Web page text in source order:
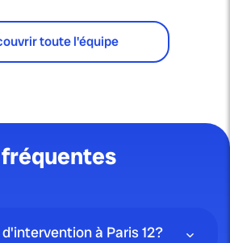
toute l'équipe
à Paris 12?